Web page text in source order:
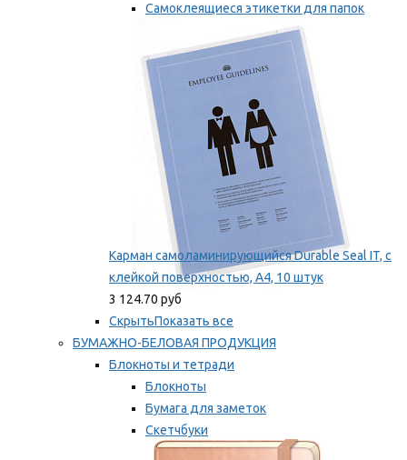
Самоклеящиеся этикетки для папок
Таблички для маркировки
Мы рекомендуем
Карман самоламинирующийся Durable Seal IT, с
клейкой поверхностью, A4, 10 штук
3 124.70 руб
СкрытьПоказать все
БУМАЖНО-БЕЛОВАЯ ПРОДУКЦИЯ
Блокноты и тетради
Блокноты
Бумага для заметок
Скетчбуки
Тетради